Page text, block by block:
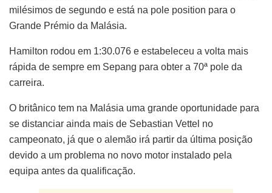
milésimos de segundo e está na pole position para o
Grande Prémio da Malásia.
Hamilton rodou em 1:30.076 e estabeleceu a volta mais
rápida de sempre em Sepang para obter a 70ª pole da
carreira.
O britânico tem na Malásia uma grande oportunidade para
se distanciar ainda mais de Sebastian Vettel no
campeonato, já que o alemão irá partir da última posição
devido a um problema no novo motor instalado pela
equipa antes da qualificação.